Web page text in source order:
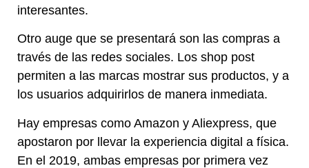
interesantes.
Otro auge que se presentará son las compras a
través de las redes sociales. Los shop post
permiten a las marcas mostrar sus productos, y a
los usuarios adquirirlos de manera inmediata.
Hay empresas como Amazon y Aliexpress, que
apostaron por llevar la experiencia digital a física.
En el 2019, ambas empresas por primera vez